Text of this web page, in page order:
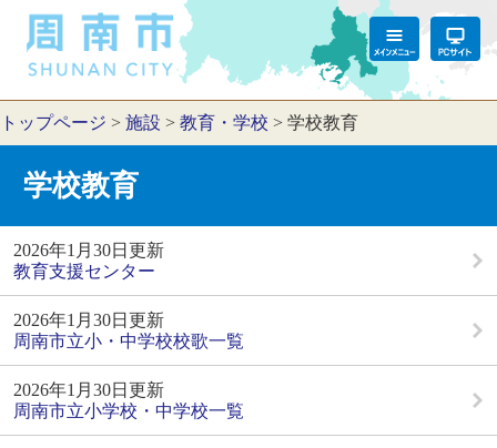
トップページ > 施設 > 教育・学校 > 学校教育
学校教育
2026年1月30日更新
教育支援センター
2026年1月30日更新
周南市立小・中学校校歌一覧
2026年1月30日更新
周南市立小学校・中学校一覧